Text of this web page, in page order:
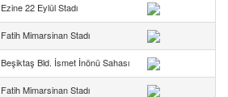
Ezine 22 Eylül Stadı
Fatih Mimarsinan Stadı
Beşiktaş Bld. İsmet İnönü Sahası
Fatih Mimarsinan Stadı